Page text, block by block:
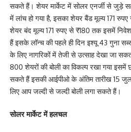
सकते हैं। शेयर मार्केट में सोलर एनर्जी से जुड़े
में लांच हो गया है, इसका शेयर बैंड मूल्य 171
शेयर बंद मूल्य 171 रुपए से ₹180 तक इसमें
हैं इसके लॉन्च की पहले ही दिन इश्यू 43 गुना
के लिए नागरिकों में तेजी से उत्साह देखा जा
800 शेयरों की बोली का विकल्प रखा गया इसमें
सकते हैं इसकी आईपीओ के अंतिम तारीख 15
लिए आप जल्दी से जल्दी बोली लगा सकते हैं।
सोलर मार्केट में हलचल